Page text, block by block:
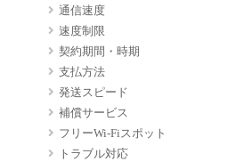
通信速度
速度制限
契約期間・時期
支払方法
発送スピード
補償サービス
フリーWi-Fiスポット
トラブル対応